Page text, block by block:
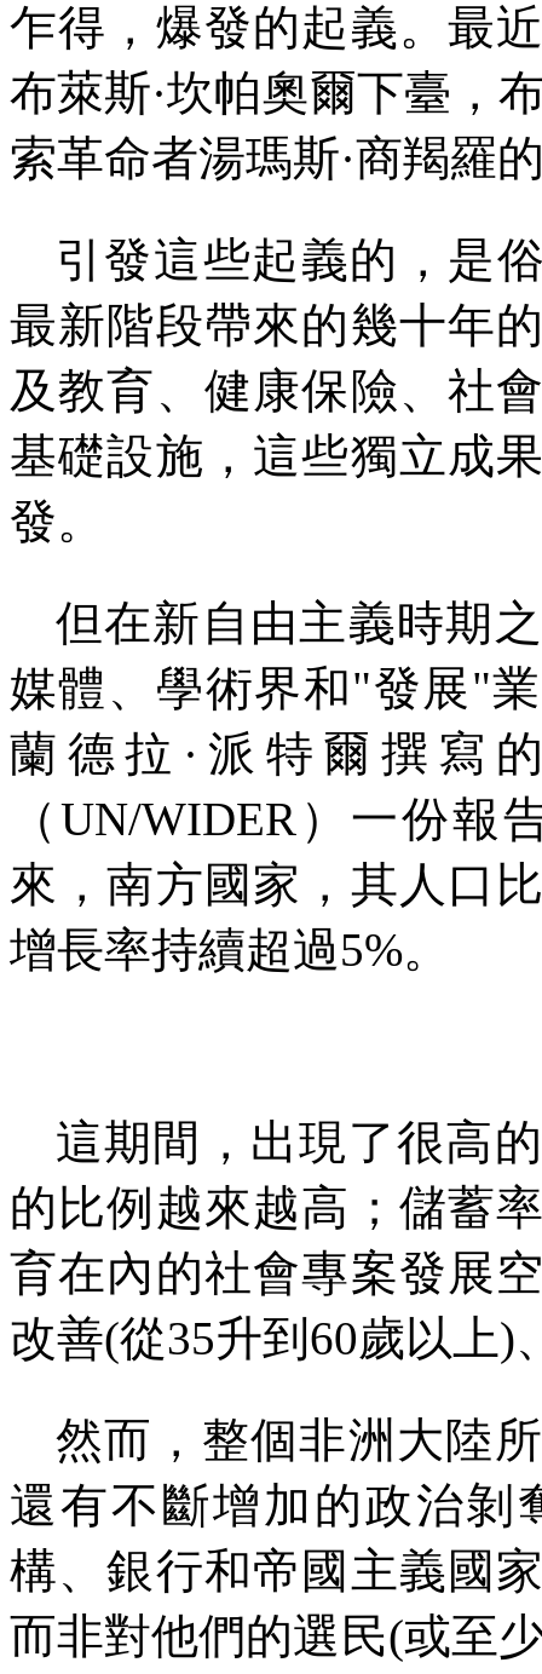
乍得，爆發的起義。最
布萊斯·坎帕奧爾下臺，
索革命者湯瑪斯·商羯羅
引發這些起義的，是
最新階段帶來的幾十年
及教育、健康保險、社
基礎設施，這些獨立成
發。
但在新自由主義時期
媒體、學術界和"發展"
蘭德拉·派特爾撰寫
（UN/WIDER ）一份報
來，南方國家，其人口
增長率持續超過5%。
這期間，出現了很高
的比例越來越高；儲蓄
育在內的社會專案發展
改善(從35升到 60歲以上)
然而，整個非洲大陸
還有不斷增加的政治剝
構、銀行和帝國主義國
而非對他們的選民(或至